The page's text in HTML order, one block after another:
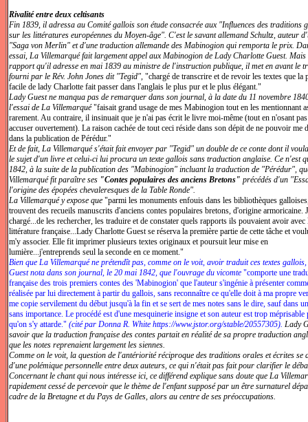
Rivalité entre deux celtisants
Fin 1839, il adressa au Comité gallois son étude consacrée aux "Influences des traditions
sur les littératures européennes du Moyen-âge". C'est le savant allemand Schultz, auteur
"Saga von Merlin" et d'une traduction allemande des Mabinogion qui remporta le prix.
essai, La Villemarqué fait largement appel aux Mabinogion de Lady Charlotte Guest. Mais
rapport qu'il adresse en mai 1839 au ministre de l'instruction publique, il met en avant le
fourni par le Rév. John Jones dit "Tegid", "chargé de transcrire et de revoir les textes que la
facile de lady Charlotte fait passer dans l'anglais le plus pur et le plus élégant."
Lady Guest ne manqua pas de remarquer dans son journal, à la date du 11 novembre
l'essai de La Villemarqué"faisait grand usage de mes Mabinogion tout en les mentionnant
rarement. Au contraire, il insinuait que je n'ai pas écrit le livre moi-même (tout en n'osant
accuser ouvertement). La raison cachée de tout ceci réside dans son dépit de ne pouvoir me
dans la publication de Pérédur."
Et de fait, La Villemarqué s'était fait envoyer par "Tegid" un double de ce conte dont il
le sujet d'un livre et celui-ci lui procura un texte gallois sans traduction anglaise. Ce n'est
1842, à la suite de la publication des "Mabinogion" incluant la traduction de "Pérédur",
Villemarqué fit paraître ses "Contes populaires des anciens Bretons" précédés d'un
l'origine des épopées chevaleresques de la Table Ronde".
La Villemarqué y expose que "parmi les monuments enfouis dans les bibliothèques
trouvent des recueils manuscrits d'anciens contes populaires bretons, d'origine armoricaine.
chargé...de les rechercher, les traduire et de constater quels rapports ils pouvaient avoir avec
littérature française...Lady Charlotte Guest se réserva la première partie de cette tâche et
m'y associer. Elle fit imprimer plusieurs textes originaux et poursuit leur mise en
lumière...j'entreprends seul la seconde en ce moment."
Bien que La Villemarqué ne prétendît pas, comme on le voit, avoir traduit ces textes
Guest nota dans son journal, le 20 mai 1842, que l'ouvrage du vicomte "comporte une
française des trois premiers contes des 'Mabinogion' que l'auteur s'ingénie à présenter
réalisée par lui directement à partir du gallois, sans reconnaître ce qu'elle doit à ma propre
me copie servilement du début jusqu'à la fin et se sert de mes notes sans le dire, sauf dans
sans importance. Le procédé est d'une mesquinerie insigne et son auteur est trop méprisable
qu'on s'y attarde." (cité par Donna R. White https://www.jstor.org/stable/20557305). Lady
savoir que la traduction française des contes partait en réalité de sa propre traduction
que les notes reprenaient largement les siennes.
Comme on le voit, la question de l'antériorité réciproque des traditions orales et écrites se
d'une polémique personnelle entre deux auteurs, ce qui n'était pas fait pour clarifier le
Concernant le chant qui nous intéresse ici, ce différend explique sans doute que La
rapidement cessé de percevoir que le thème de l'enfant supposé par un être surnaturel
cadre de la Bretagne et du Pays de Galles, alors au centre de ses préoccupations.